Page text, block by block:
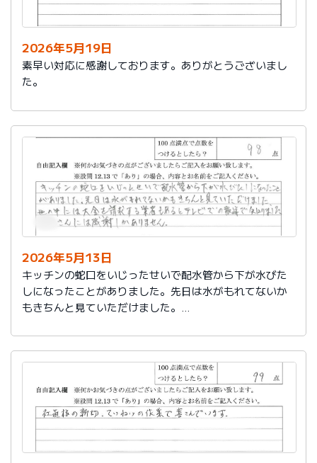
2026年5月19日
素早い対応に感謝しております。ありがとうございまし
た。
2026年5月13日
キッチンの蛇口をいじったせいで配水管から下が水びた
しになったことがありました。先日は水がもれてないか
もきちんと見ていただけました。
で知りました。
社員さんには感謝しかありません。